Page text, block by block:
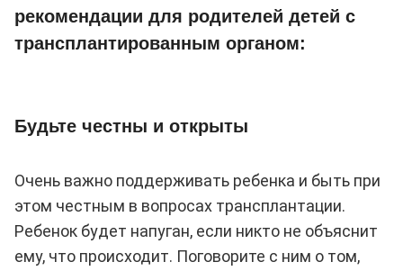
рекомендации для родителей детей с
трансплантированным органом:
Будьте честны и открыты
Очень важно поддерживать ребенка и быть при
этом честным в вопросах трансплантации.
Ребенок будет напуган, если никто не объяснит
ему, что происходит. Поговорите с ним о том,